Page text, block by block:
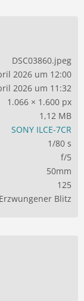
DSC03860.jpeg
2026 um 12:00
2026 um 11:32
1.066 × 1.600 px
1,12 MB
SONY ILCE-7CR
1/80 s
f/5
50mm
125
Blitz